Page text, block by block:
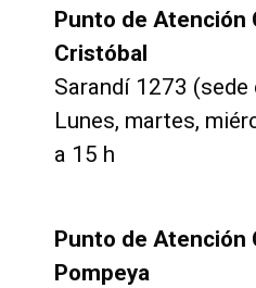
Punto de Atención
Cristóbal
Sarandí 1273 (sede
Lunes, martes,
a 15 h
Punto de Atención
Pompeya